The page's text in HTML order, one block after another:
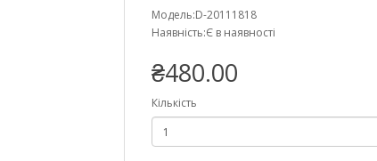
Модель:D-20111818
Наявність:Є в наявності
₴480.00
Кількість